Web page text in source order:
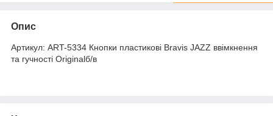
Опис
Артикул: ART-5334 Кнопки пластикові Bravis JAZZ ввімкнення
та гучності Originalб/в